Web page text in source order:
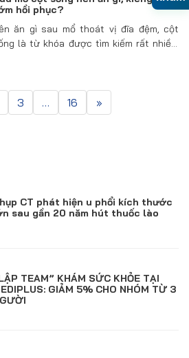
thể gây ra…
hồi phục?
ăn gì sau mổ thoát vị đĩa đệm, cột
là từ khóa được tìm kiếm rất nhiều.
3 … 16 »
CT phát hiện u phổi kích thước
sau gần 20 năm hút thuốc lào
TEAM” KHÁM SỨC KHỎE TẠI
GIẢM 5% CHO NHÓM TỪ 3